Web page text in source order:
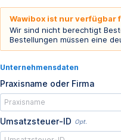
Wawibox ist nur verfügbar
Wir sind nicht berechtigt
Bestellungen müssen eine
Unternehmensdaten
Praxisname oder Firma
Umsatzsteuer-ID Opt.